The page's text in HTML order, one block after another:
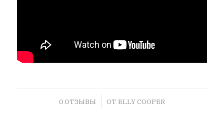
0 ОТЗЫВЫ
/ ОТ ELLY COOPER